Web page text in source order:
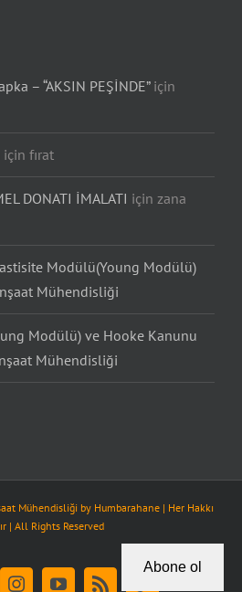
– “AKSIN PEŞİNDE”için
için fırat
DONATI İMALATI için zana
Modülü(Young Modülü)
Mühendisliği
Modülü) ve Hooke Kanunu
Mühendisliği
Mühendisliği by Humbarahane | Her Hakkı
| All Rights Reserved
Abone ol